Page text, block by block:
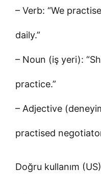
– Verb: “We
daily.”
– Noun (iş yeri):
practice.”
– Adjective
practised
Doğru kullanım